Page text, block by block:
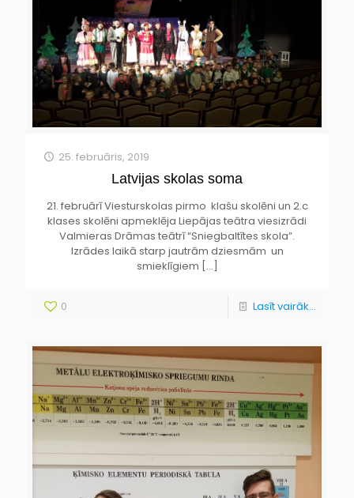
25. februāris, 2019
Latvijas skolas soma
21. februārī Viesturskolas pirmo klašu skolēni un 2.c
klases skolēni apmeklēja Liepājas teātra viesizrādi
Valmieras Drāmas teātrī “Sniegbaltītes skola”.
Izrādes laikā starp jautrām dziesmām un
smieklīgiem […]
0 Lasīt vairāk...